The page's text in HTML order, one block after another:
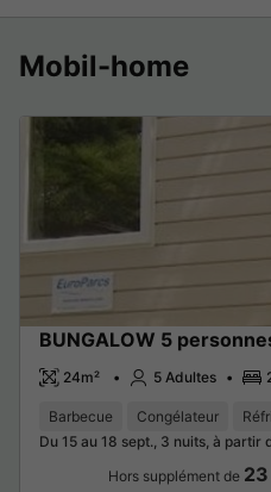
Mobil-home
BUNGALOW 5
24m² 5 Adultes
Barbecue Congélateur
Du 15 au 18 sept., 3 nuits, à partir
Hors supplément de